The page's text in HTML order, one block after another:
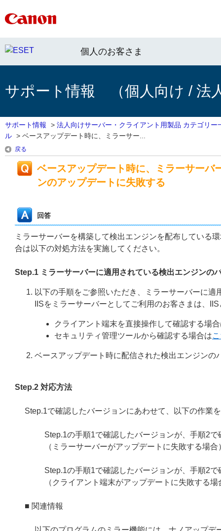
個人のお客さま
サポート情報 （個人向け / 法
サポート情報 > 法人向けサーバー・クライアント用製品 カテゴリー
ル > ベースアップデート時に、ミラーサー...
戻る
ベースアップデート時に、ミラーサーバ
ンのアップデートに失敗する
回答
ミラーサーバーを構築して検出エンジンを配布している
合は以下の対処方法を実施してください。
Step.1 ミラーサーバーに適用されている検出エンジンの
以下の手順をご参照いただき、ミラーサーバーに
IISをミラーサーバーとしてご利用のお客さまは、
クライアント端末を直接操作して確認する場
セキュリティ管理ツールから確認する場合は
ベースアップデート時に配信された検出エンジンの
Step.2 対応方法
Step.1で確認したバージョンにあわせて、以下の作業
Step.1の手順1で確認したバージョンが、手順2
（ミラーサーバーがアップデートに失敗する場合
Step.1の手順1で確認したバージョンが、手順2
（クライアント端末がアップデートに失敗する場
■ 関連情報